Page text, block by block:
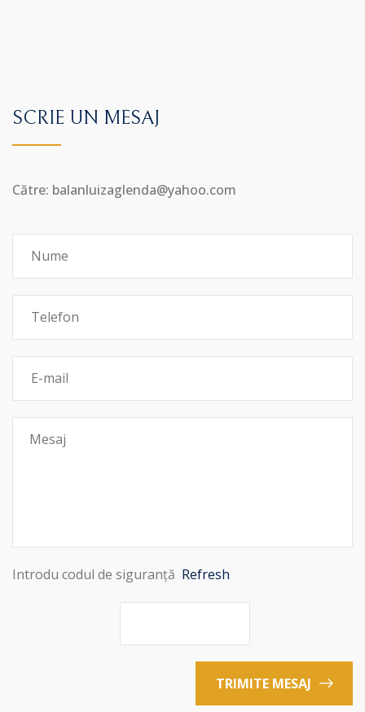
SCRIE UN MESAJ
Către: balanluizaglenda@yahoo.com
Introdu codul de siguranță Refresh
TRIMITE MESAJ